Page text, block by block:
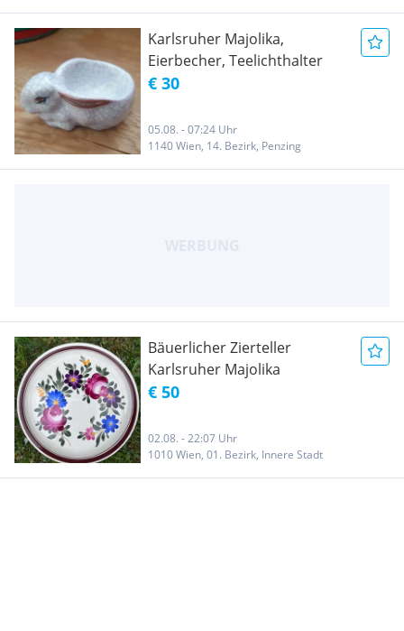
Karlsruher Majolika,
Eierbecher, Teelichthalter
€ 30
05.08. - 07:24 Uhr
1140 Wien, 14. Bezirk, Penzing
Bäuerlicher Zierteller
Karlsruher Majolika
€ 50
02.08. - 22:07 Uhr
1010 Wien, 01. Bezirk, Innere Stadt